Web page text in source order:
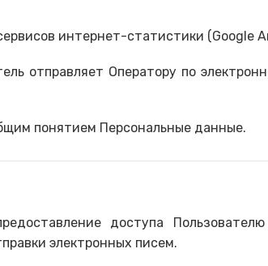
интернет-статистики (Google
отправляет Оператору по
понятием Персональные данные.
доступа
электронных писем.